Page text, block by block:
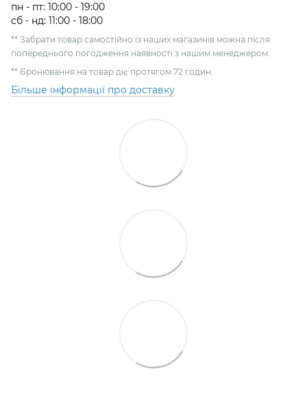
пн - пт: 10:00 - 19:00
сб - нд: 11:00 - 18:00
** Забрати товар самостійно із наших магазинів можна після
попереднього погодження наявності з нашим менеджером.
** Бронювання на товар діє протягом 72 годин.
Більше інформації про доставку